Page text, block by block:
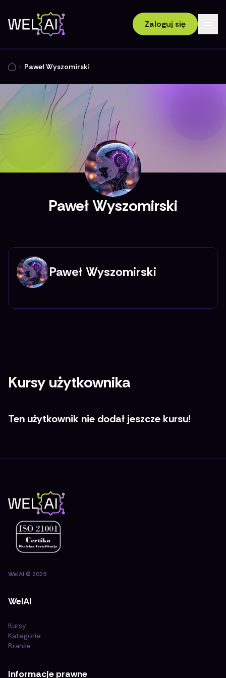
Zaloguj się
Paweł Wyszomirski
Paweł Wyszomirski
Paweł Wyszomirski
Kursy użytkownika
Ten użytkownik nie dodał jeszcze kursu!
WelAI © 2025
WelAI
Kursy
Kategorie
Branże
Informacje prawne